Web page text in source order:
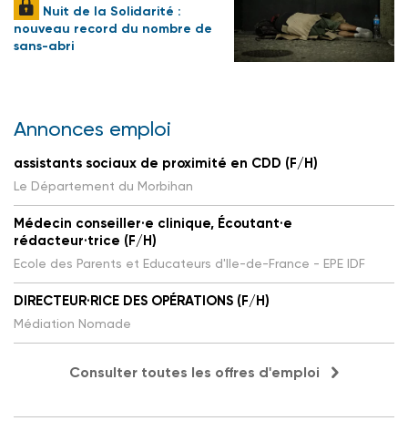
Nuit de la Solidarité :
nouveau record du nombre de
sans-abri
Annonces emploi
assistants sociaux de proximité en CDD (F/H)
Le Département du Morbihan
Médecin conseiller·e clinique, Écoutant·e
rédacteur·trice (F/H)
Ecole des Parents et Educateurs d'Ile-de-France - EPE IDF
DIRECTEUR·RICE DES OPÉRATIONS (F/H)
Médiation Nomade
Consulter toutes les offres d'emploi